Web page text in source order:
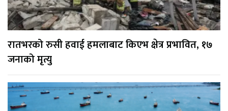
रातभरको रुसी हवाई हमलाबाट किएभ क्षेत्र प्रभावित, १७
जनाको मृत्यु